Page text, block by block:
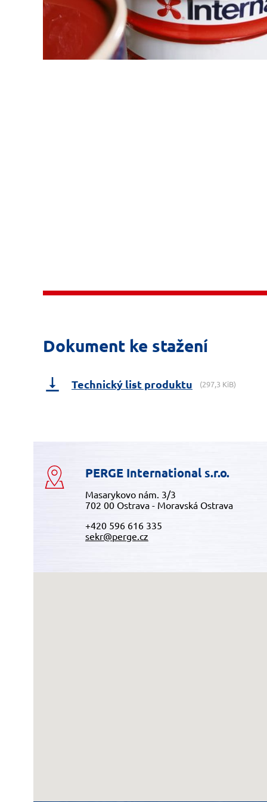
Dokument ke stažení
Technický list produktu (297,3 KiB)
PERGE International s.r.o.
Masarykovo nám. 3/3
702 00 Ostrava - Moravská Ostrava
+420 596 616 335
sekr@perge.cz